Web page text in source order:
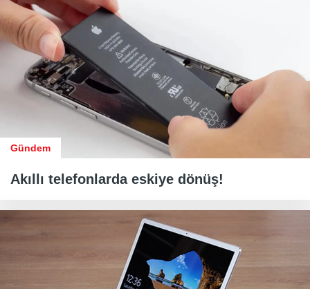
Gündem
Akıllı telefonlarda eskiye dönüş!